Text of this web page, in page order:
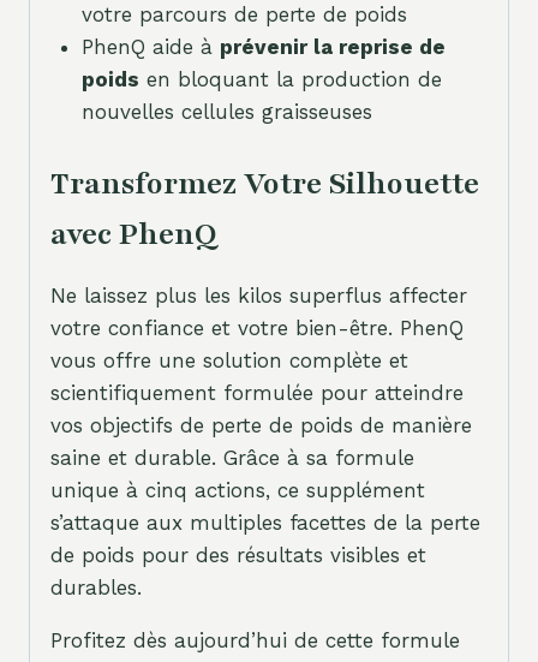
votre parcours de perte de poids
PhenQ aide à prévenir la reprise de
poids en bloquant la production de
nouvelles cellules graisseuses
Transformez Votre Silhouette
avec PhenQ
Ne laissez plus les kilos superflus affecter
votre confiance et votre bien-être. PhenQ
vous offre une solution complète et
scientifiquement formulée pour atteindre
vos objectifs de perte de poids de manière
saine et durable. Grâce à sa formule
unique à cinq actions, ce supplément
s’attaque aux multiples facettes de la perte
de poids pour des résultats visibles et
durables.
Profitez dès aujourd’hui de cette formule